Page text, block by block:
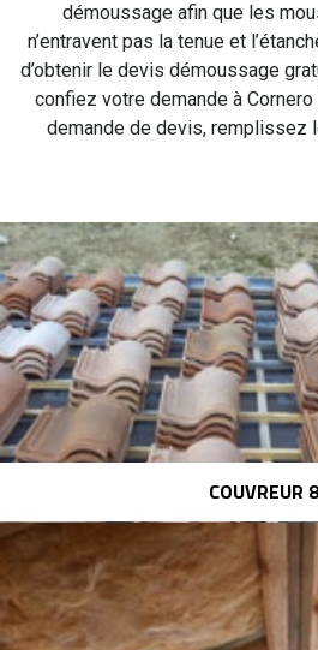
démoussage afin que les
n’entravent pas la tenue et
d’obtenir le devis démoussage
confiez votre demande à
demande de devis, remplissez
COUVREUR